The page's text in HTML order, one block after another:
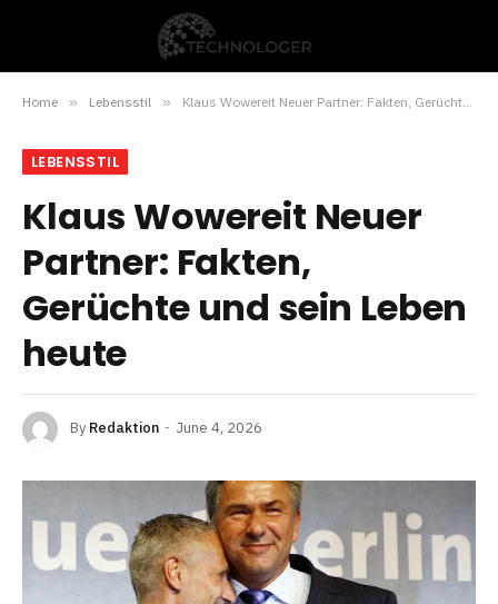
Home » Lebensstil » Klaus Wowereit Neuer Partner: Fakten, Gerüchte und sein Leben heute
LEBENSSTIL
Klaus Wowereit Neuer
Partner: Fakten,
Gerüchte und sein Leben
heute
By Redaktion June 4, 2026